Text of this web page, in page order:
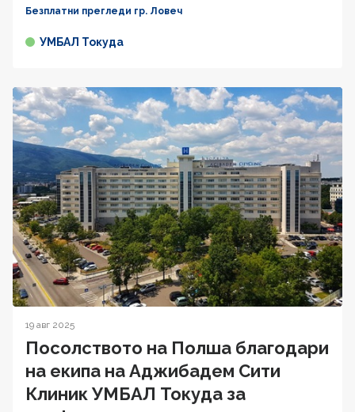
Безплатни прегледи гр. Ловеч
УМБАЛ Токуда
19 авг 2025
Посолството на Полша благодари
на екипа на Аджибадем Сити
Клиник УМБАЛ Токуда за